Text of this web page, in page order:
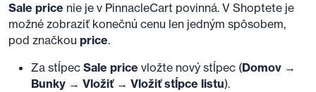
Sale price nie je v PinnacleCart povinná. V Shoptete je
možné zobraziť konečnú cenu len jedným spôsobem,
pod značkou price.
Za stĺpec Sale price vložte nový stĺpec (Domov →
Bunky → Vložiť → Vložiť stĺpce listu).